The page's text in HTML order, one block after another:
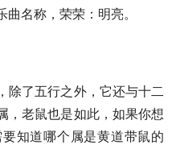
名称，荣荣：明亮。
除了五行之外，它还与十二
，老鼠也是如此，如果你想
知道哪个属是黄道带鼠的